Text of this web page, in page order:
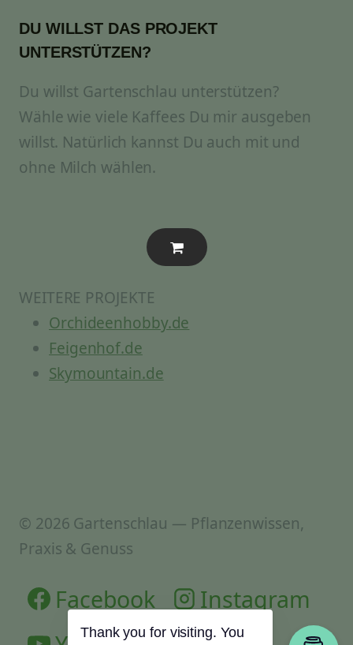
DU WILLST DAS PROJEKT
UNTERSTÜTZEN?
Du willst Gartenschlau unterstützen?
Wähle wie viele Kaffees Du mir ausgeben
willst. Natürlich kannst Du auch mit und
ohne Milch wählen.
WEITERE PROJEKTE
Orchideenhobby.de
Feigenhof.de
Skymountain.de
© 2026 Gartenschlau — Pflanzenwissen,
Praxis & Genuss
Facebook
Instagram
Thank you for visiting. You